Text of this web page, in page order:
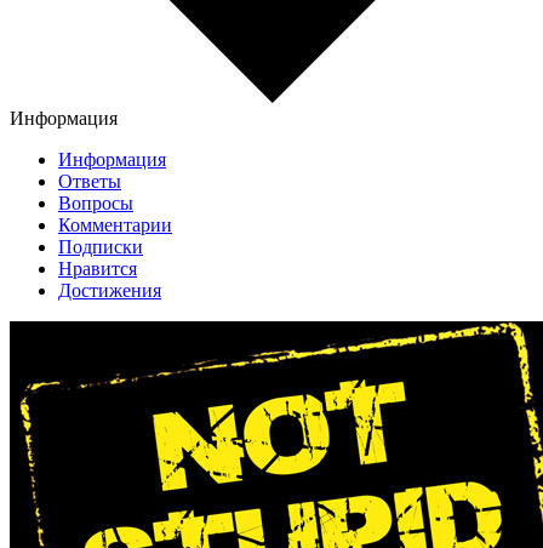
Информация
Информация
Ответы
Вопросы
Комментарии
Подписки
Нравится
Достижения